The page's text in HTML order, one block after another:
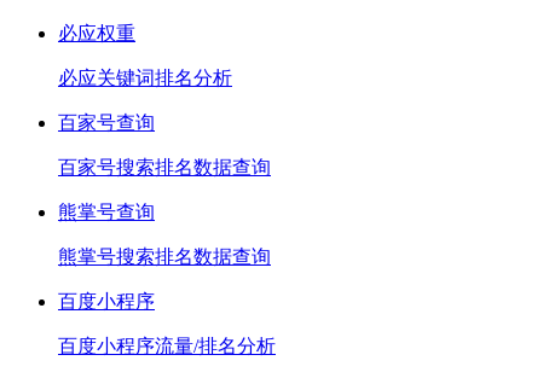
必应权重
必应关键词排名分析
百家号查询
百家号搜索排名数据查询
熊掌号查询
熊掌号搜索排名数据查询
百度小程序
百度小程序流量/排名分析